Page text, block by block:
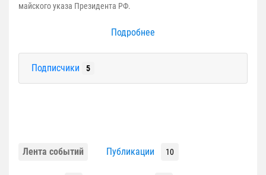
майского указа Президента РФ.
Подробнее
Подписчики 5
Лента событий Публикации 10